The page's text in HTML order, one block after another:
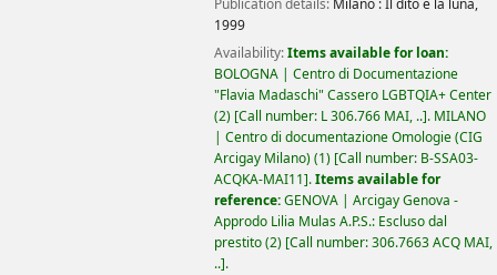
Publication details: Milano :Il dito e la luna,
1999
Availability:Items available for loan:
BOLOGNA | Centro di Documentazione
"Flavia Madaschi" Cassero LGBTQIA+ Center
(2) Call number: L 306.766 MAI, .. . MILANO
| Centro di documentazione Omologie (CIG
Arcigay Milano)(1) Call number: B-SSA03-
ACQKA-MAI11 .Items available for
reference:GENOVA | Arcigay Genova -
Approdo Lilia Mulas A.P.S.: Escluso dal
prestito(2) Call number:306.7663 ACQ MAI,
.. .